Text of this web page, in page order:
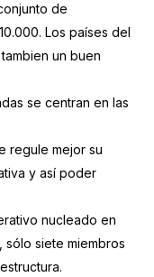
de
Los países del
un buen
se centran en las
regule mejor su
y así poder
nucleado en
sólo siete miembros